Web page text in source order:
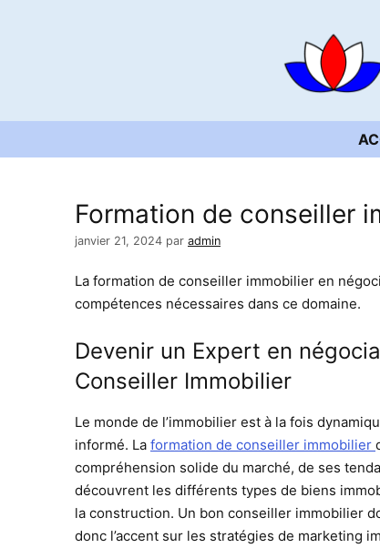
Formation de conseiller
janvier 21, 2024 par admin
La formation de conseiller immobilier en
compétences nécessaires dans ce domaine.
Devenir un Expert en
Conseiller Immobilier
Le monde de l’immobilier est à la fois
informé. La formation de conseiller immobilier
compréhension solide du marché, de ses
découvrent les différents types de biens
la construction. Un bon conseiller immobilier
donc l’accent sur les stratégies de marketing